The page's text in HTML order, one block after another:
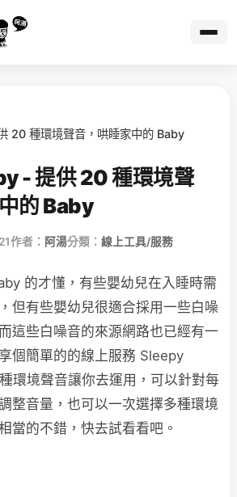
20 種環境聲音，哄睡家中的 Baby
- 提供 20 種環境聲
的 Baby
作者： 阿湯分類： 線上工具/服務
的才懂，有些嬰幼兒在入睡時需
但有些嬰幼兒很適合採用一些白噪
這些白噪音的來源網路也已經有一
個簡單的的線上服務 Sleepy
環境聲音讓你去運用，可以針對每
整音量，也可以一次選擇多種環境
當的不錯，快去試看看吧。